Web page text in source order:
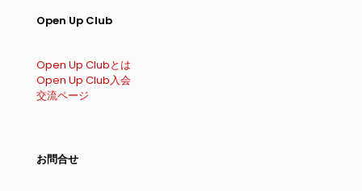
Open Up Club
Open Up Clubとは
Open Up Club入会
交流ページ
お問合せ